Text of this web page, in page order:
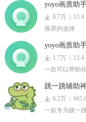
yoyo画质助
8.7万 | 13.4
推荐的选择
yoyo画质助
1.7万 | 13.4
一款可以帮助
跳一跳辅助
6.2万 |
一款专为跳一